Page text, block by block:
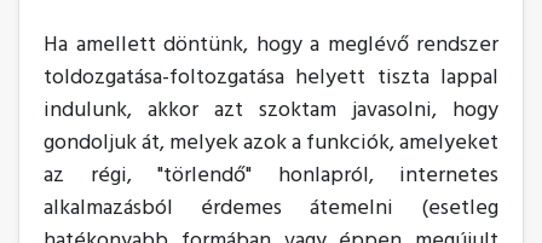
Ha amellett döntünk, hogy a meglévő rendszer
toldozgatása-foltozgatása helyett tiszta lappal
indulunk, akkor azt szoktam javasolni, hogy
gondoljuk át, melyek azok a funkciók, amelyeket
az régi, "törlendő" honlapról, internetes
alkalmazásból érdemes átemelni (esetleg